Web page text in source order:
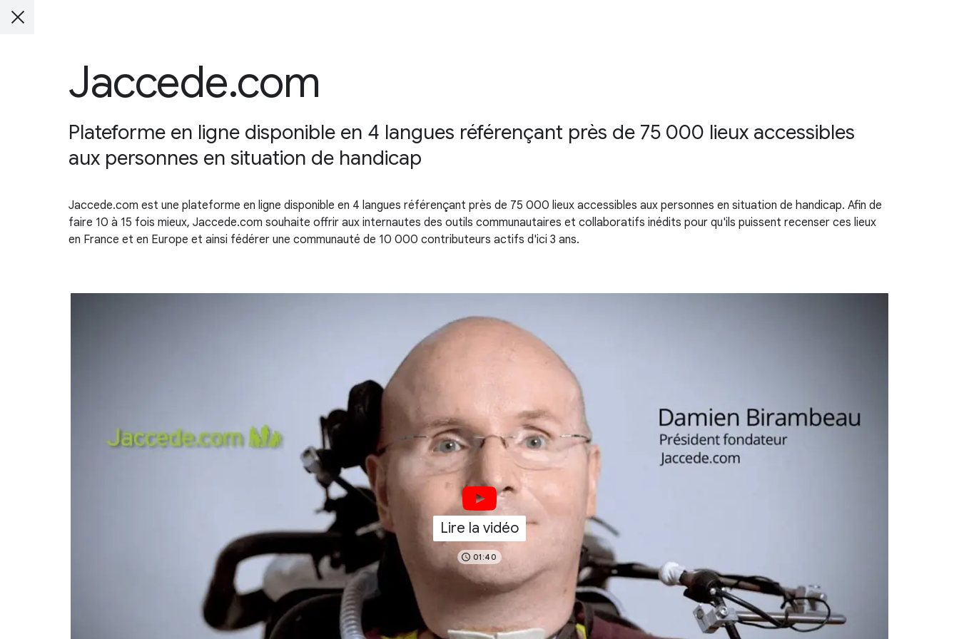
Jaccede.com
Plateforme en ligne disponible en 4 langues référençant près de 75 000 lieux accessibles
aux personnes en situation de handicap
Jaccede.com est une plateforme en ligne disponible en 4 langues référençant près de 75 000 lieux accessibles aux personnes en situation de handicap. Afin de
faire 10 à 15 fois mieux, Jaccede.com souhaite offrir aux internautes des outils communautaires et collaboratifs inédits pour qu'ils puissent recenser ces lieux
en France et en Europe et ainsi fédérer une communauté de 1​0 000 contributeurs actifs d'ici 3 ans.
Lire la vidéo
01:40